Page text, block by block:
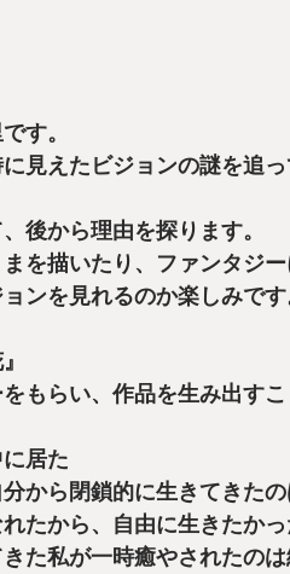
す。
見えたビジョンの謎を追
後から理由を探ります。
を描いたり、ファンタジー
ンを見れるのか楽しみです
もらい、作品を生み出す
居た
から閉鎖的に生きてきたの
たから、自由に生きたかっ
た私が一時癒やされたのは